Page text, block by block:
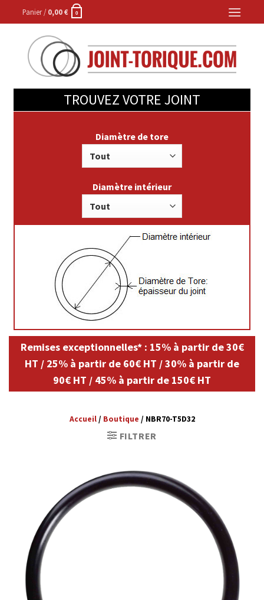
to
Panier /0,00€ 0
TROUVEZ VOTRE JOINT
Diamètre de tore
Diamètre intérieur
Remises exceptionnelles* : 15% à partir de 30€
HT / 25% à partir de 60€ HT / 30% à partir de
90€ HT / 45% à partir de 150€ HT
Accueil/ Boutique / NBR70-T5D32
FILTRER